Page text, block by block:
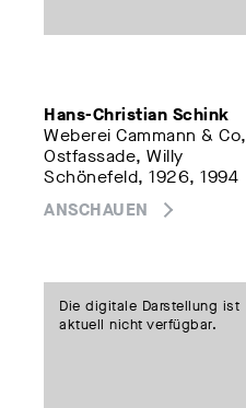
Hans-Christian Schink
Weberei Cammann & Co,
Ostfassade, Willy
Schönefeld, 1926, 1994
ANSCHAUEN
Die digitale Darstellung ist
aktuell nicht verfügbar.